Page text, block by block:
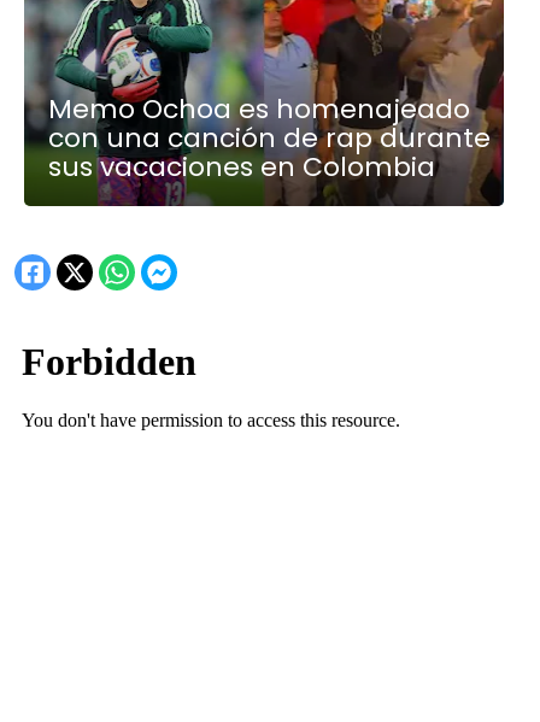
Memo Ochoa es homenajeado
con una canción de rap durante
sus vacaciones en Colombia